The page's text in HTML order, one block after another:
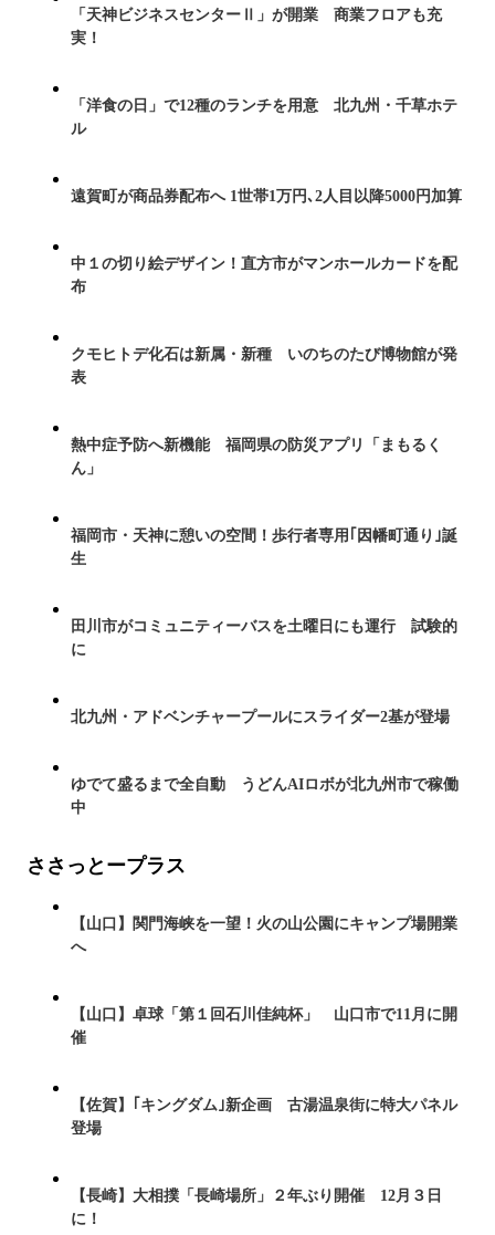
「天神ビジネスセンターⅡ」が開業 商業フロアも充
実！
「洋食の日」で12種のランチを用意 北九州・千草ホテ
ル
遠賀町が商品券配布へ 1世帯1万円､2人目以降5000円加算
中１の切り絵デザイン！直方市がマンホールカードを配
布
クモヒトデ化石は新属・新種 いのちのたび博物館が発
表
熱中症予防へ新機能 福岡県の防災アプリ「まもるく
ん」
福岡市・天神に憩いの空間！歩行者専用｢因幡町通り｣誕
生
田川市がコミュニティーバスを土曜日にも運行 試験的
に
北九州・アドベンチャープールにスライダー2基が登場
ゆでて盛るまで全自動 うどんAIロボが北九州市で稼働
中
ささっとープラス
【山口】関門海峡を一望！火の山公園にキャンプ場開業
へ
【山口】卓球「第１回石川佳純杯」 山口市で11月に開
催
【佐賀】｢キングダム｣新企画 古湯温泉街に特大パネル
登場
【長崎】大相撲「長崎場所」２年ぶり開催 12月３日
に！